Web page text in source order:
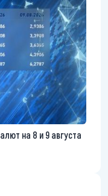
на 8 и 9 августа